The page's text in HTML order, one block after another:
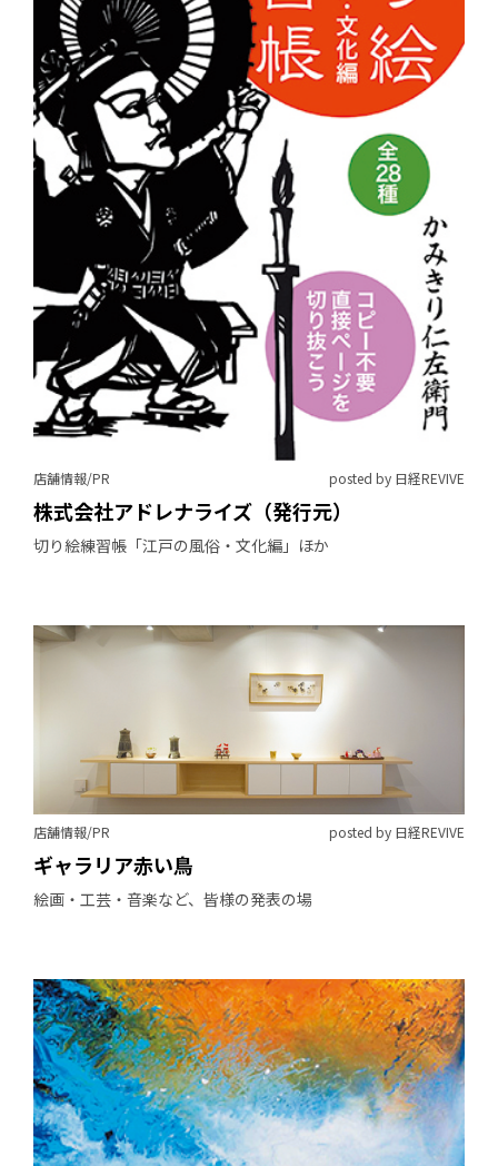
店舗情報/PR posted by 日経REVIVE
株式会社アドレナライズ（発行元）
切り絵練習帳「江戸の風俗・文化編」ほか
店舗情報/PR posted by 日経REVIVE
ギャラリア赤い鳥
絵画・工芸・音楽など、皆様の発表の場